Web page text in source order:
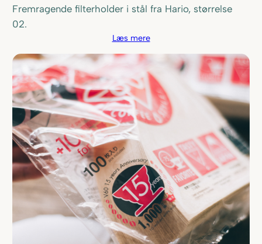
Fremragende filterholder i stål fra Hario, størrelse
02.
Læs mere